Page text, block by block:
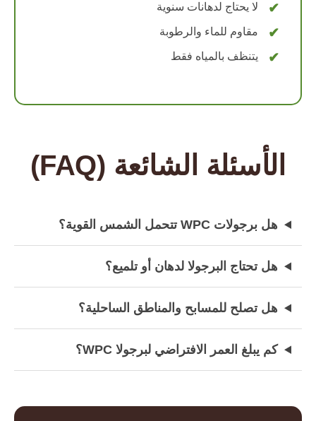
لا يحتاج لدهانات سنوية
مقاوم للماء والرطوبة
يتنظف بالمياه فقط
الأسئلة الشائعة (FAQ)
هل برجولات WPC تتحمل الشمس القوية؟
هل تحتاج البرجولا لدهان أو تلميع؟
هل تصلح للمسابح والمناطق الساحلية؟
كم يبلغ العمر الافتراضي لبرجولا WPC؟